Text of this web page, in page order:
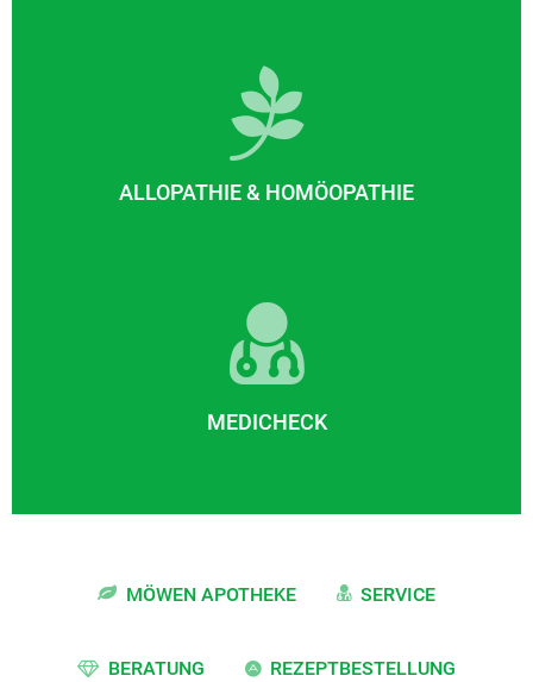
ALLOPATHIE & HOMÖOPATHIE
MEDICHECK
MÖWEN APOTHEKE SERVICE
BERATUNG REZEPTBESTELLUNG